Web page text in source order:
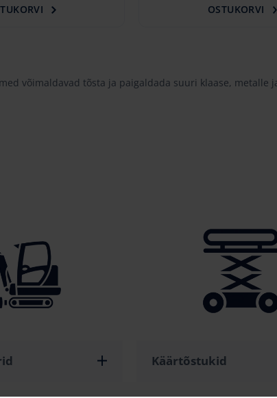
OSTUKORVI
võimaldavad tõsta ja paigaldada suuri klaase, metalle
Käärtõstukid